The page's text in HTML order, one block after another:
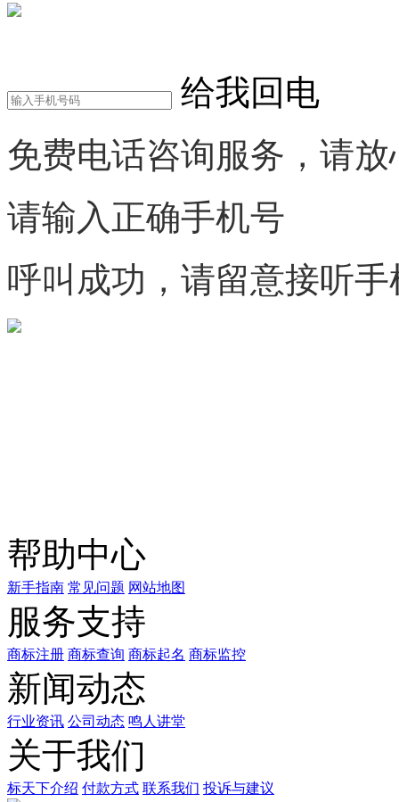
给我回电
免费电话咨询服务，请放
请输入正确手机号
呼叫成功，请留意接听手
帮助中心
新手指南 常见问题 网站地图
服务支持
商标注册 商标查询 商标起名 商标监控
新闻动态
行业资讯 公司动态 鸣人讲堂
关于我们
标天下介绍 付款方式 联系我们 投诉与建议